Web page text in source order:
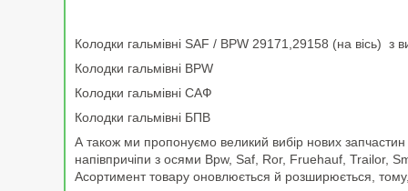
Колодки гальмівні SAF / BPW 29171,29158 (на вісь) з
Колодки гальмівні BPW
Колодки гальмівні САФ
Колодки гальмівні БПВ
А також ми пропонуємо великий вибір нових
напівпричіпи з осями Bpw, Saf, Ror, Fruehauf, Trailor,
Асортимент товару оновлюється й розширюється,